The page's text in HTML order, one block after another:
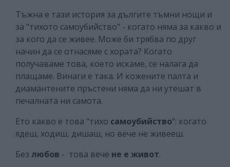
Тъжна е тази история за дългите тъмни нощи и
за "тихото самоубийство" - когато няма за какво и
за кого да се живее. Може би трябва по друг
начин да се отнасяме с хората? Когато
получаваме това, което искаме, се налага да
плащаме. Винаги е така. И кожените палта и
диамантените пръстени няма да ни утешат в
печалната ни самота.
Ето какво е това "тихо самоубийство": когато
ядеш, ходиш, дишаш, но вече не живееш.
Без любов - това вече не е живот.